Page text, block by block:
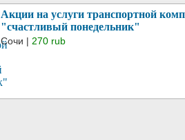
Акции на услуги транспортной
"счастливый понедельник"
Сочи | 270 rub